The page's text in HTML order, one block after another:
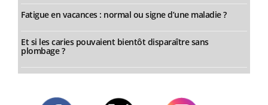
Fatigue en vacances : normal ou signe d’une maladie ?
Et si les caries pouvaient bientôt disparaître sans
plombage ?